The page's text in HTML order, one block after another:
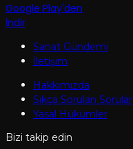
Google Play'den
İndir
Sanat Gündemi
İletişim
Hakkımızda
Sıkça Sorulan Sorular
Yasal Hükümler
Bizi takip edin